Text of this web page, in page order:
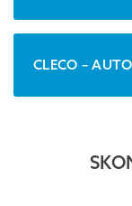
CLECO –